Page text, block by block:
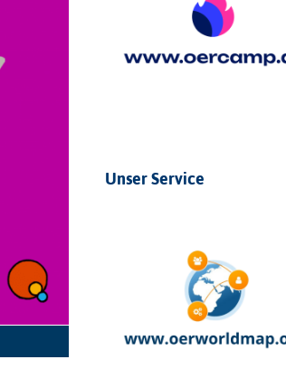
Unser Service